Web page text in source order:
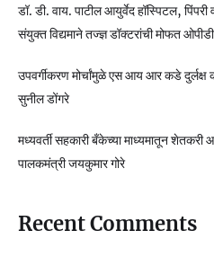
डॉ. डी. वाय. पाटील आयुर्वेद हॉस्पिटल,
संयुक्त विद्यमाने तज्ज्ञ डॉक्टरांची मोफत
उपवर्गीकरण मोर्चांमुळे एस आय आर कडे
सुनील डोंगरे
मध्यवर्ती सहकारी बँकेच्या माध्यमातून शेतकरी
पालकमंत्री जयकुमार गोरे
Recent Comments